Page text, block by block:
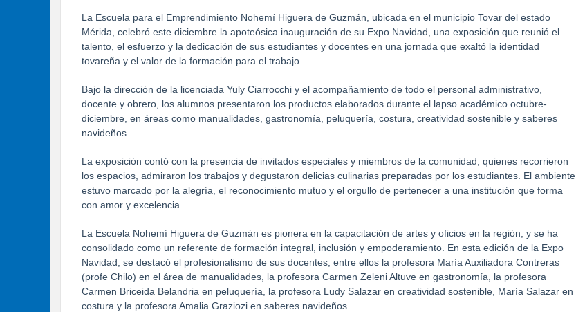
La Escuela para el Emprendimiento Nohemí Higuera de Guzmán, ubicada en el municipio Tovar del estado
Mérida, celebró este diciembre la apoteósica inauguración de su Expo Navidad, una exposición que reunió el
talento, el esfuerzo y la dedicación de sus estudiantes y docentes en una jornada que exaltó la identidad
tovareña y el valor de la formación para el trabajo.
Bajo la dirección de la licenciada Yuly Ciarrocchi y el acompañamiento de todo el personal administrativo,
docente y obrero, los alumnos presentaron los productos elaborados durante el lapso académico octubre-
diciembre, en áreas como manualidades, gastronomía, peluquería, costura, creatividad sostenible y saberes
navideños.
La exposición contó con la presencia de invitados especiales y miembros de la comunidad, quienes recorrieron
los espacios, admiraron los trabajos y degustaron delicias culinarias preparadas por los estudiantes. El ambiente
estuvo marcado por la alegría, el reconocimiento mutuo y el orgullo de pertenecer a una institución que forma
con amor y excelencia.
La Escuela Nohemí Higuera de Guzmán es pionera en la capacitación de artes y oficios en la región, y se ha
consolidado como un referente de formación integral, inclusión y empoderamiento. En esta edición de la Expo
Navidad, se destacó el profesionalismo de sus docentes, entre ellos la profesora María Auxiliadora Contreras
(profe Chilo) en el área de manualidades, la profesora Carmen Zeleni Altuve en gastronomía, la profesora
Carmen Briceida Belandria en peluquería, la profesora Ludy Salazar en creatividad sostenible, María Salazar en
costura y la profesora Amalia Graziozi en saberes navideños.